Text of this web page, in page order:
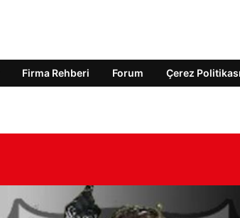
Firma Rehberi Forum Çerez Politikası